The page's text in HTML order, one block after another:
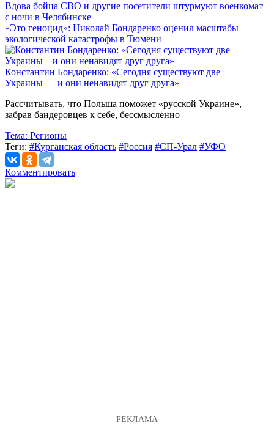
Вдова бойца СВО и другие посетители штурмуют военкомат
с ночи в Челябинске
«Это геноцид»: Николай Бондаренко оценил масштабы
экологической катастрофы в Тюмени
Константин Бондаренко: «Сегодня существуют две
Украины — и они ненавидят друг друга»
Рассчитывать, что Польша поможет «русской Украине»,
забрав бандеровцев к себе, бессмысленно
Тема: Регионы
Теги: #Курганская область #Россия #СП-Урал #УФО
Комментировать